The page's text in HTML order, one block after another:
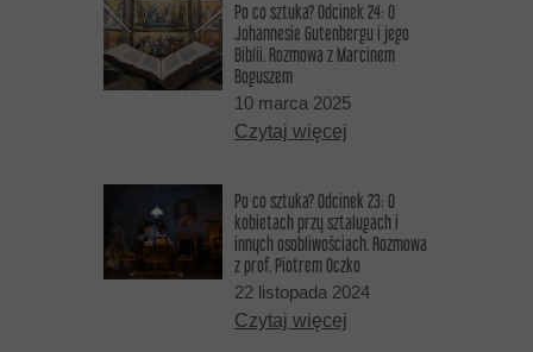
Po co sztuka? Odcinek 24: O
Johannesie Gutenbergu i jego
Biblii. Rozmowa z Marcinem
Boguszem
10 marca 2025
Czytaj więcej
Po co sztuka? Odcinek 23: O
kobietach przy sztalugach i
innych osobliwościach. Rozmowa
z prof. Piotrem Oczko
22 listopada 2024
Czytaj więcej